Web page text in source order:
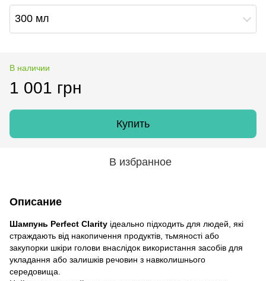
300 мл
В наличии
1 001 грн
Купить
В избранное
Описание
Шампунь Perfect Clarity ідеально підходить для людей, які
страждають від накопичення продуктів, тьмяності або
закупорки шкіри голови внаслідок використання засобів для
укладання або залишків речовин з навколишнього
середовища.